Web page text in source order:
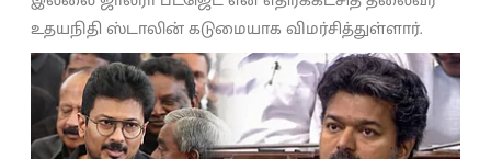
உதயநிதி ஸ்டாலின் கடுமையாக விமர்சித்துள்ளார்.